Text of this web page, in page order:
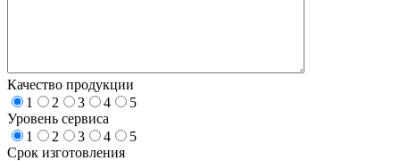
Качество продукции
1
2 3 4
5
Уровень сервиса
1
2 3 4
5
Срок изготовления